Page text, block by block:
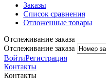
Заказы
Список сравнения
Отложенные товары
Отслеживание заказа
Отслеживание заказа
ВойтиРегистрация
Контакты
Контакты